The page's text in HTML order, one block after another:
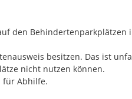
den Behindertenparkplätzen
besitzen. Das ist
nicht nutzen können.
für Abhilfe.